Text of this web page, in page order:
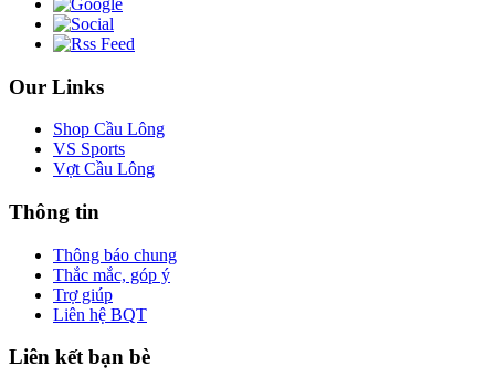
Our Links
Shop Cầu Lông
VS Sports
Vợt Cầu Lông
Thông tin
Thông báo chung
Thắc mắc, góp ý
Trợ giúp
Liên hệ BQT
Liên kết bạn bè